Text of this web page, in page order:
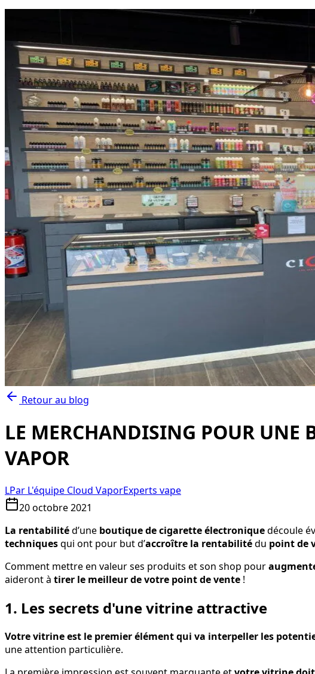
Retour au blog
LE MERCHANDISING POUR UNE
VAPOR
LPar L'équipe Cloud VaporExperts vape
20 octobre 2021
La rentabilitéd’une boutique de cigarette électroniquedécoule
techniquesqui ont pour but d’accroître la rentabilitédu point de
Comment mettre en valeur ses produits et son shop pour
aideront à tirer le meilleur de votre point de vente !
1. Les secrets d'une vitrine attractive
Votre vitrine est le premier élément qui va interpeller les
une attention particulière.